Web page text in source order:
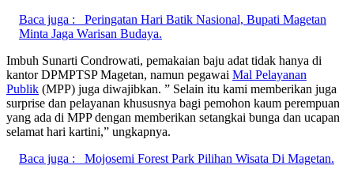
Baca juga :
Peringatan Hari Batik Nasional, Bupati Magetan
Minta Jaga Warisan Budaya.
Imbuh Sunarti Condrowati, pemakaian baju adat tidak hanya di
kantor DPMPTSP Magetan, namun pegawai Mal Pelayanan
Publik (MPP) juga diwajibkan. ” Selain itu kami memberikan juga
surprise dan pelayanan khususnya bagi pemohon kaum perempuan
yang ada di MPP dengan memberikan setangkai bunga dan ucapan
selamat hari kartini,” ungkapnya.
Baca juga :
Mojosemi Forest Park Pilihan Wisata Di Magetan.